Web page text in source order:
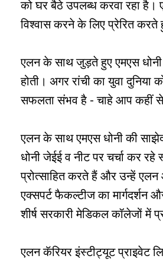
को घर बैठे उपलब्ध करवा रहा है।
विश्वास करने के लिए प्रेरित
एलन के साथ जुड़ते हुए एमएस
होती। अगर रांची का युवा दुनिया
सफलता संभव है - चाहे आप कहीं से
एलन के साथ एमएस धोनी की
धोनी जेईई व नीट पर चर्चा कर
प्रोत्साहित करते हैं और उन्हें
एक्सपर्ट फैकल्टीज का
शीर्ष सरकारी मेडिकल कॉलेजों में
एलन कॅरियर इंस्टीट्यूट प्राइवेट